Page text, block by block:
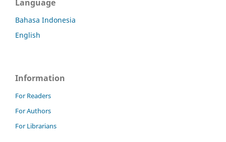
Language
Bahasa Indonesia
English
Information
For Readers
For Authors
For Librarians